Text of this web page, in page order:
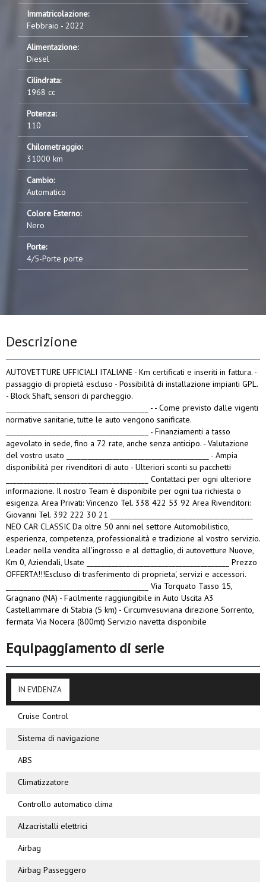
Immatricolazione:
Febbraio - 2022
Alimentazione:
Diesel
Cilindrata:
1968 cc
Potenza:
110
Chilometraggio:
31000 km
Cambio:
Automatico
Colore Esterno:
Nero
Porte:
4/5-Porte porte
Descrizione
AUTOVETTURE UFFICIALI ITALIANE - Km certificati e inseriti in fattura. -
passaggio di propietà escluso - Possibilità di installazione impianti GPL.
- Block Shaft, sensori di parcheggio.
________________________________________ - - Come previsto dalle vigenti
normative sanitarie, tutte le auto vengono sanificate.
________________________________________ - Finanziamenti a tasso
agevolato in sede, fino a 72 rate, anche senza anticipo. - Valutazione
del vostro usato ________________________________________ - Ampia
disponibilità per rivenditori di auto - Ulteriori sconti su pacchetti
________________________________________ Contattaci per ogni ulteriore
informazione. Il nostro Team è disponibile per ogni tua richiesta o
esigenza. Area Privati: Vincenzo Tel. 338 422 53 92 Area Rivenditori:
Giovanni Tel. 392 222 30 21 ________________________________________
NEO CAR CLASSIC Da oltre 50 anni nel settore Automobilistico,
esperienza, competenza, professionalità e tradizione al vostro servizio.
Leader nella vendita all’ingrosso e al dettaglio, di autovetture Nuove,
Km 0, Aziendali, Usate ________________________________________ Prezzo
OFFERTA!!!Escluso di trasferimento di proprieta', servizi e accessori.
________________________________________ Via Torquato Tasso 15,
Gragnano (NA) - Facilmente raggiungibile in Auto Uscita A3
Castellammare di Stabia (5 km) - Circumvesuviana direzione Sorrento,
fermata Via Nocera (800mt) Servizio navetta disponibile
Equipaggiamento di serie
IN EVIDENZA
Cruise Control
Sistema di navigazione
ABS
Climatizzatore
Controllo automatico clima
Alzacristalli elettrici
Airbag
Airbag Passeggero